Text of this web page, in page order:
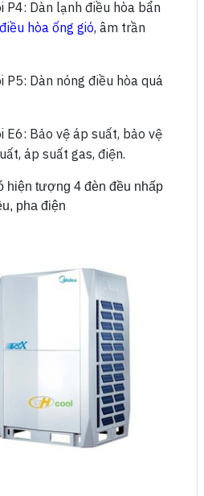
P4: Dàn lạnh điều hòa bẩn
điều hòa ống gió, âm trần
P5: Dàn nóng điều hòa quá
E6: Bảo vệ áp suất, bảo vệ
áp suất gas, điện.
hiện tượng 4 đèn đều nhấp
pha điện